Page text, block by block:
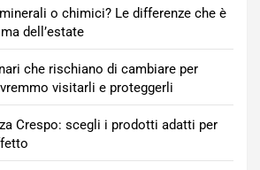
o chimici? Le differenze che è
dell’estate
che rischiano di cambiare per
visitarli e proteggerli
Crespo: scegli i prodotti adatti per